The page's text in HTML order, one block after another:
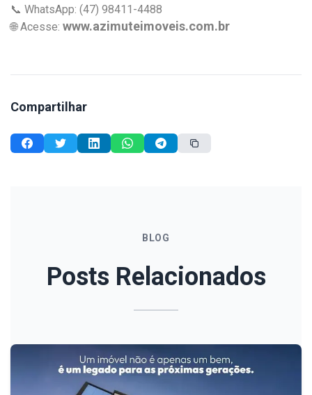
📞 WhatsApp: (47) 98411-4488
🌐 Acesse: www.azimuteimoveis.com.br
Compartilhar
BLOG
Posts Relacionados